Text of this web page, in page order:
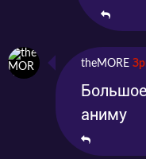
theMORE
аниму